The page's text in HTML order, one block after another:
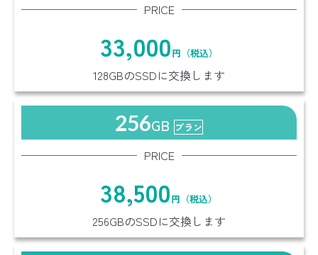
PRICE
33,000円（税込）
128GBのSSDに交換します
256GB プラン
PRICE
38,500円（税込）
256GBのSSDに交換します